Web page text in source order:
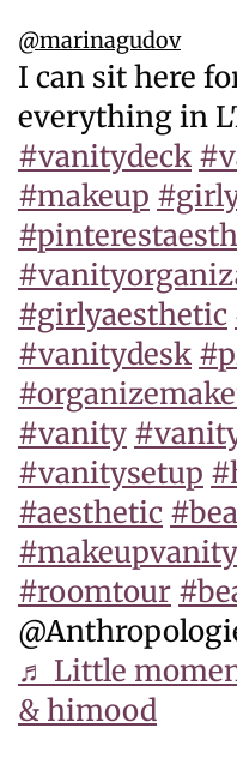
@marinagudov
I can sit here
everything in
#vanitydeck
#makeup
#girlyaesthetic
#vanitydesk
#vanity
#vanitysetup
#aesthetic
#makeupvanity
#roomtour
♬ Little
& himood